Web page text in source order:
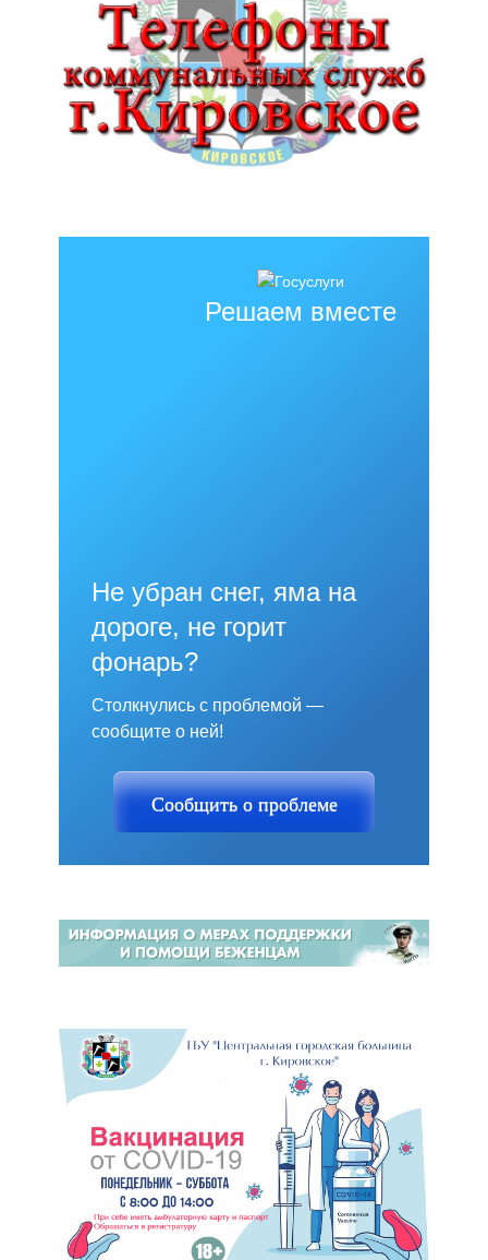
Решаем вместе
Не убран снег, яма на
дороге, не горит
фонарь?
Столкнулись с проблемой —
сообщите о ней!
Сообщить о проблеме